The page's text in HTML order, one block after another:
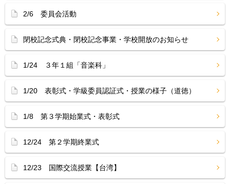
2/6 委員会活動
閉校記念式典・閉校記念事業・学校開放のお知らせ
1/24 ３年１組「音楽科」
1/20 表彰式・学級委員認証式・授業の様子（道徳）
1/8 第３学期始業式・表彰式
12/24 第２学期終業式
12/23 国際交流授業【台湾】